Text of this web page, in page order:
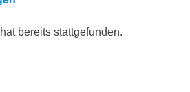
bereits stattgefunden.